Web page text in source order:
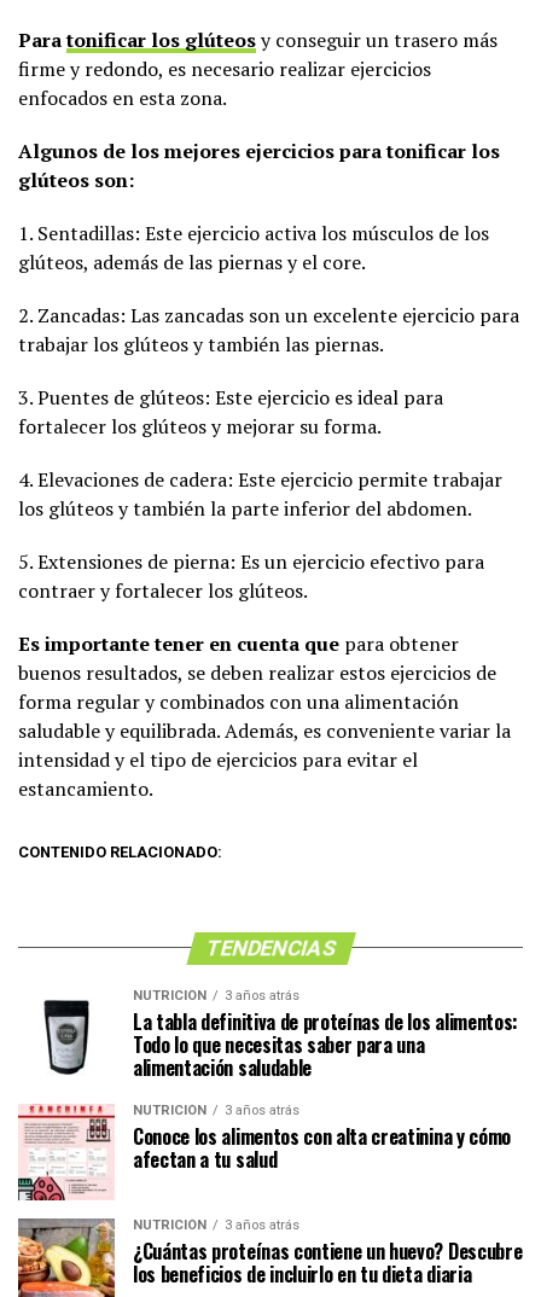
Paratonificar los glúteosy conseguir un trasero más
firme y redondo, es necesario realizar ejercicios
enfocados en esta zona.
Algunos de los mejores ejercicios para tonificar los
glúteos son:
1. Sentadillas: Este ejercicio activa los músculos de los
glúteos, además de las piernas y el core.
2. Zancadas: Las zancadas son un excelente ejercicio para
trabajar los glúteos y también las piernas.
3. Puentes de glúteos: Este ejercicio es ideal para
fortalecer los glúteos y mejorar su forma.
4. Elevaciones de cadera: Este ejercicio permite trabajar
los glúteos y también la parte inferior del abdomen.
5. Extensiones de pierna: Es un ejercicio efectivo para
contraer y fortalecer los glúteos.
Es importante tener en cuenta que para obtener
buenos resultados, se deben realizar estos ejercicios de
forma regular y combinados con una alimentación
saludable y equilibrada. Además, es conveniente variar la
intensidad y el tipo de ejercicios para evitar el
estancamiento.
CONTENIDO RELACIONADO:
TENDENCIAS
NUTRICIÓN 3 años atrás
La tabla definitiva de proteínas de los alimentos:
Todo lo que necesitas saber para una
alimentación saludable
NUTRICIÓN 3 años atrás
Conoce los alimentos con alta creatinina y cómo
afectan a tu salud
NUTRICIÓN 3 años atrás
¿Cuántas proteínas contiene un huevo? Descubre
los beneficios de incluirlo en tu dieta diaria